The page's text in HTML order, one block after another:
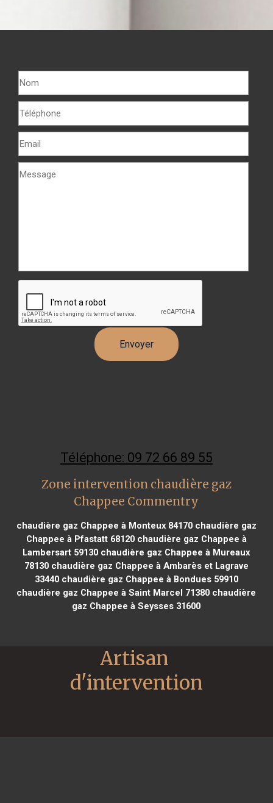
Téléphone: 09 72 66 89 55
Zone intervention chaudière gaz
Chappee Commentry
chaudière gaz Chappee à Monteux 84170chaudière gaz
Chappee à Pfastatt 68120chaudière gaz Chappee à
Lambersart 59130 chaudière gaz Chappee à Mureaux
78130chaudière gaz Chappee à Ambarès et Lagrave
33440chaudière gaz Chappee à Bondues 59910
chaudière gaz Chappee à Saint Marcel 71380 chaudière
gaz Chappee à Seysses 31600
Artisan
d'intervention